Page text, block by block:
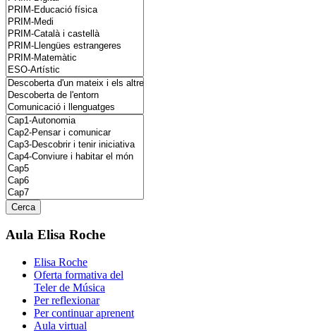
Aula Elisa Roche
Elisa Roche
Oferta formativa del
Teler de Música
Per reflexionar
Per continuar aprenent
Aula virtual